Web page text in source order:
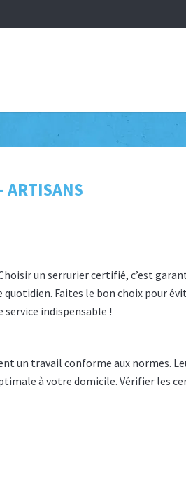
ARTISANS
un serrurier certifié, c’est
Faites le bon choix pour
indispensable !
un travail conforme aux normes.
à votre domicile. Vérifier les